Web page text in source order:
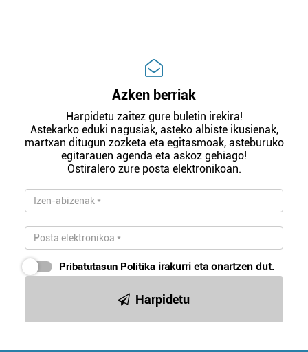
Azken berriak
Harpidetu zaitez gure buletin irekira!
Astekarko eduki nagusiak, asteko albiste ikusienak,
martxan ditugun zozketa eta egitasmoak, asteburuko
egitarauen agenda eta askoz gehiago!
Ostiralero zure posta elektronikoan.
Pribatutasun Politika irakurri eta onartzen dut.
Harpidetu